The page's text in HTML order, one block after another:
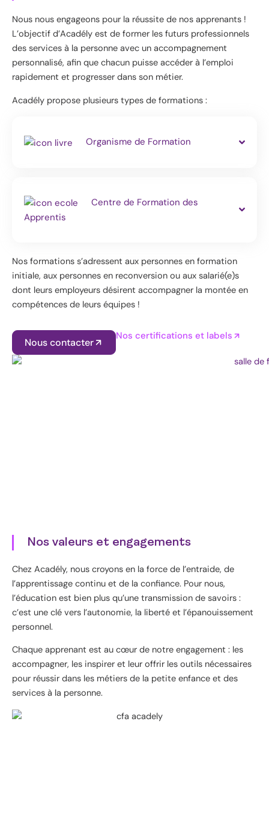
Nous nous engageons pour la réussite de nos apprenants !
L’objectif d’Acadély est de former les futurs professionnels
des services à la personne avec un accompagnement
personnalisé, afin que chacun puisse accéder à l’emploi
rapidement et progresser dans son métier.
Acadély propose plusieurs types de formations :
Organisme de Formation
Centre de Formation des
Apprentis
Nos formations s’adressent aux personnes en formation
initiale, aux personnes en reconversion ou aux salarié(e)s
dont leurs employeurs désirent accompagner la montée en
compétences de leurs équipes !
Nous contacter
Nos certifications et labels
Nos valeurs et engagements
Chez Acadély, nous croyons en la force de l’entraide, de
l’apprentissage continu et de la confiance. Pour nous,
l’éducation est bien plus qu’une transmission de savoirs :
c’est une clé vers l’autonomie, la liberté et l’épanouissement
personnel.
Chaque apprenant est au cœur de notre engagement : les
accompagner, les inspirer et leur offrir les outils nécessaires
pour réussir dans les métiers de la petite enfance et des
services à la personne.